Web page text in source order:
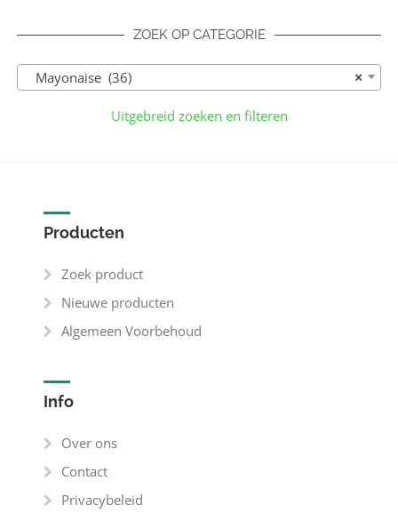
ZOEK OP CATEGORIE
×
Mayonaise (36)
Uitgebreid zoeken en filteren
Producten
Zoek product
Nieuwe producten
Algemeen Voorbehoud
Info
Over ons
Contact
Privacybeleid